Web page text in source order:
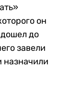
он
до
завели
назначили